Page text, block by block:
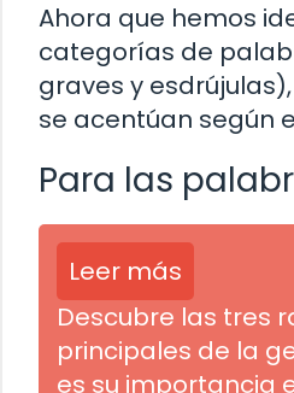
Ahora que hemos
categorías de
graves y
se acentúan según
Para las
Leer más
Descubre las tres
principales de la
es su importancia